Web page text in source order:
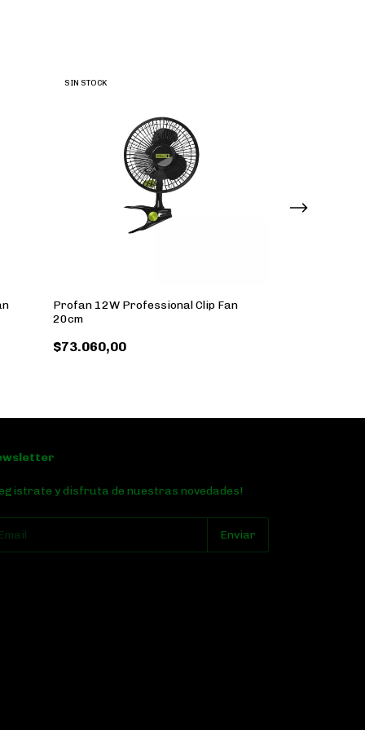
SIN STOCK
Profan 12W Professional Clip Fan
20cm
$73.060,00
y disfruta de nuestras novedades!